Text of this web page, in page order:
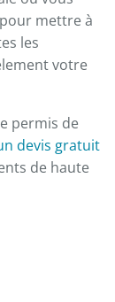
mettre à
les
votre
permis de
devis gratuit
de haute